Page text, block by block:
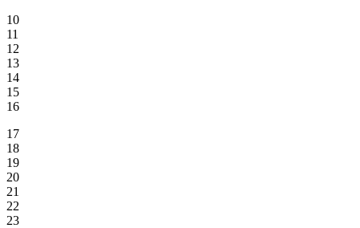
10
11
12
13
14
15
16
17
18
19
20
21
22
23